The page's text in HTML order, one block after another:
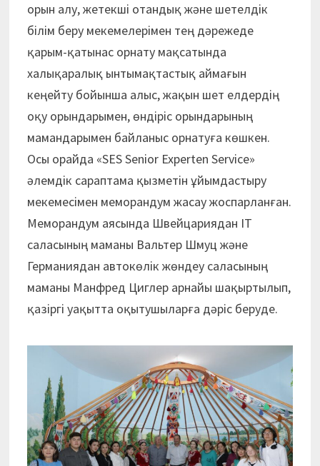
орын алу, жетекші отандық және шетелдік
білім беру мекемелерімен тең дәрежеде
қарым-қатынас орнату мақсатында
халықаралық ынтымақтастық аймағын
кеңейту бойынша алыс, жақын шет елдердің
оқу орындарымен, өндіріс орындарының
мамандарымен байланыс орнатуға көшкен.
Осы орайда «SES Senior Experten Service»
әлемдік сараптама қызметін ұйымдастыру
мекемесімен меморандум жасау жоспарланған.
Меморандум аясында Швейцариядан ІТ
саласының маманы Вальтер Шмуц және
Германиядан автокөлік жөндеу саласының
маманы Манфред Циглер ар­найы шақыртылып,
қазіргі уақытта оқытушыларға дәріс беруде.